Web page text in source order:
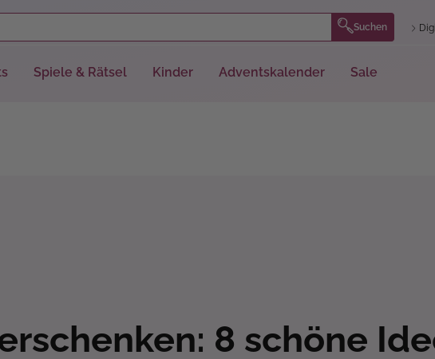
Suchen
Spiele & Rätsel Kinder Adventskalender Sale
8 schöne